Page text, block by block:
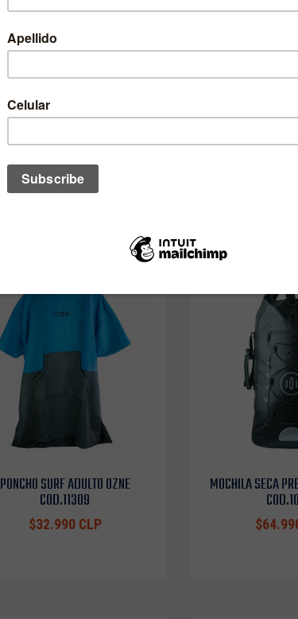
de estos te podría
PONCHO SURF ADULTO OZNE
COD.11309
$32.990 CLP
MOCHILA SECA